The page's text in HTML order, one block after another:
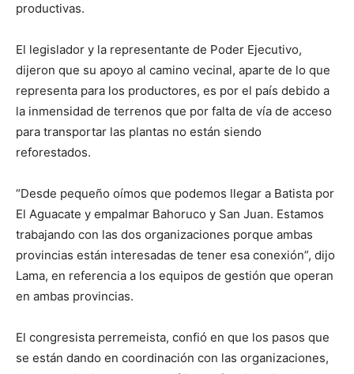
productivas.
El legislador y la representante de Poder Ejecutivo,
dijeron que su apoyo al camino vecinal, aparte de lo que
representa para los productores, es por el país debido a
la inmensidad de terrenos que por falta de vía de acceso
para transportar las plantas no están siendo
reforestados.
“Desde pequeño oímos que podemos llegar a Batista por
El Aguacate y empalmar Bahoruco y San Juan. Estamos
trabajando con las dos organizaciones porque ambas
provincias están interesadas de tener esa conexión”, dijo
Lama, en referencia a los equipos de gestión que operan
en ambas provincias.
El congresista perremeista, confió en que los pasos que
se están dando en coordinación con las organizaciones,